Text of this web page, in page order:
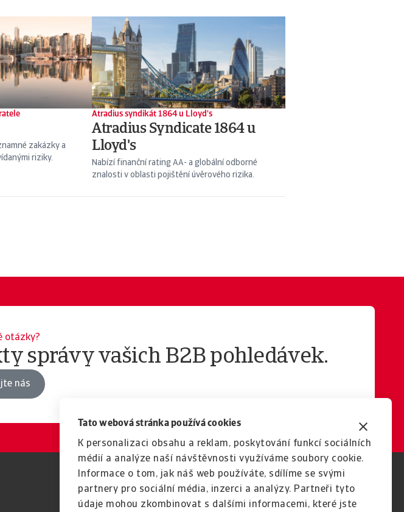
Tato webová stránka používá cookies
K personalizaci obsahu a reklam, poskytování funkcí sociálních
médií a analýze naší návštěvnosti využíváme soubory cookie.
Informace o tom, jak náš web používáte, sdílíme se svými
partnery pro sociální média, inzerci a analýzy. Partneři tyto
údaje mohou zkombinovat s dalšími informacemi, které jste
zakázky a
riziky.
Atradius syndikát 1864 u Lloyd's
Atradius Syndicate 1864 u
Lloyd's
Nabízí finanční rating AA- a globální odborné
znalosti v oblasti pojištění úvěrového rizika.
otázky?
správy vašich B2B pohledávek.
nás